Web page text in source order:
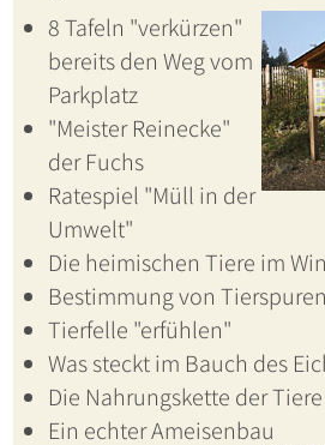
8 Tafeln "verkürzen"
bereits den Weg vom
Parkplatz
"Meister Reinecke"
der Fuchs
Ratespiel "Müll in der
Umwelt"
Die heimischen Tiere im
Bestimmung von Tierspuren
Tierfelle "erfühlen"
Was steckt im Bauch des
Die Nahrungskette der Tiere
Ein echter Ameisenbau